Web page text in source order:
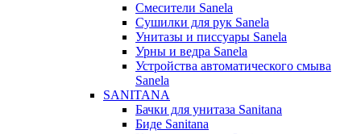
Смесители Sanela
Сушилки для рук Sanela
Унитазы и писсуары Sanela
Урны и ведра Sanela
Устройства автоматического смыва
Sanela
SANITANA
Бачки для унитаза Sanitana
Биде Sanitana